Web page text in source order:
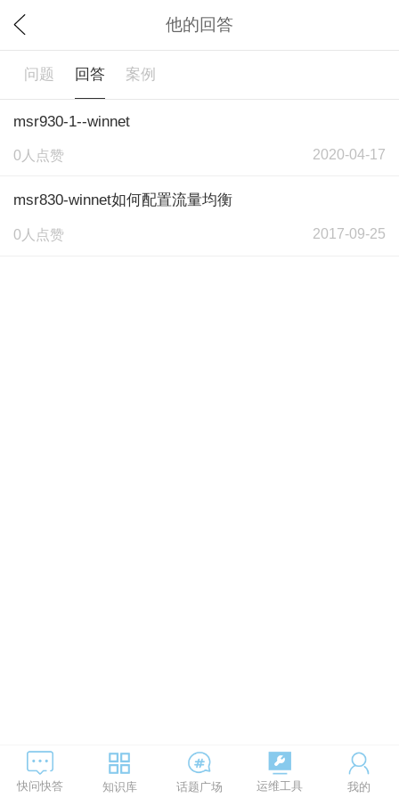
他的回答
快问快答 知识库 话题广场 运维工具 我的
问题 回答 案例
msr930-1--winnet
0人点赞 2020-04-17
msr830-winnet如何配置流量均衡
0人点赞 2017-09-25